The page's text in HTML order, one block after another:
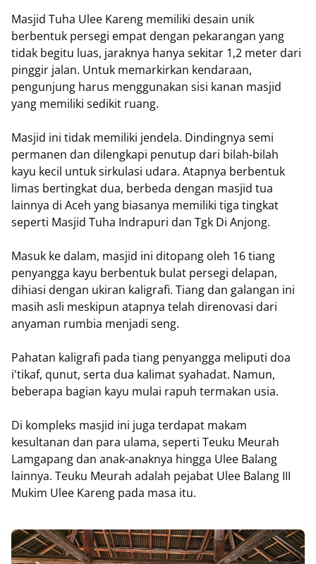
Masjid Tuha Ulee Kareng memiliki desain unik
berbentuk persegi empat dengan pekarangan yang
tidak begitu luas, jaraknya hanya sekitar 1,2 meter dari
pinggir jalan. Untuk memarkirkan kendaraan,
pengunjung harus menggunakan sisi kanan masjid
yang memiliki sedikit ruang.
Masjid ini tidak memiliki jendela. Dindingnya semi
permanen dan dilengkapi penutup dari bilah-bilah
kayu kecil untuk sirkulasi udara. Atapnya berbentuk
limas bertingkat dua, berbeda dengan masjid tua
lainnya di Aceh yang biasanya memiliki tiga tingkat
seperti Masjid Tuha Indrapuri dan Tgk Di Anjong.
Masuk ke dalam, masjid ini ditopang oleh 16 tiang
penyangga kayu berbentuk bulat persegi delapan,
dihiasi dengan ukiran kaligrafi. Tiang dan galangan ini
masih asli meskipun atapnya telah direnovasi dari
anyaman rumbia menjadi seng.
Pahatan kaligrafi pada tiang penyangga meliputi doa
i'tikaf, qunut, serta dua kalimat syahadat. Namun,
beberapa bagian kayu mulai rapuh termakan usia.
Di kompleks masjid ini juga terdapat makam
kesultanan dan para ulama, seperti Teuku Meurah
Lamgapang dan anak-anaknya hingga Ulee Balang
lainnya. Teuku Meurah adalah pejabat Ulee Balang III
Mukim Ulee Kareng pada masa itu.